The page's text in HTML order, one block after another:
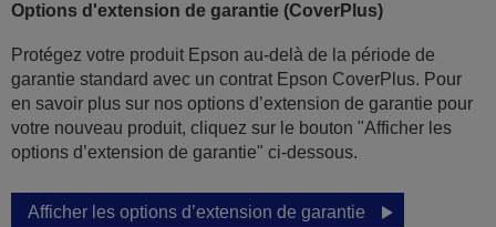
Options d'extension de garantie (CoverPlus)
Protégez votre produit Epson au-delà de la période de
garantie standard avec un contrat Epson CoverPlus. Pour
en savoir plus sur nos options d’extension de garantie pour
votre nouveau produit, cliquez sur le bouton "Afficher les
options d’extension de garantie" ci-dessous.
Afficher les options d’extension de garantie